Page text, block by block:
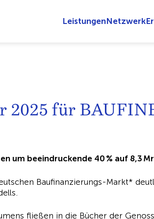
LeistungenNetzwerk
2025 für
um beeindruckende 40 % auf 8,3
Baufinanzierungs-Markt*
fließen in die Bücher der